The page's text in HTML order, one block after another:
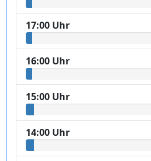
17:00 Uhr
16:00 Uhr
15:00 Uhr
14:00 Uhr